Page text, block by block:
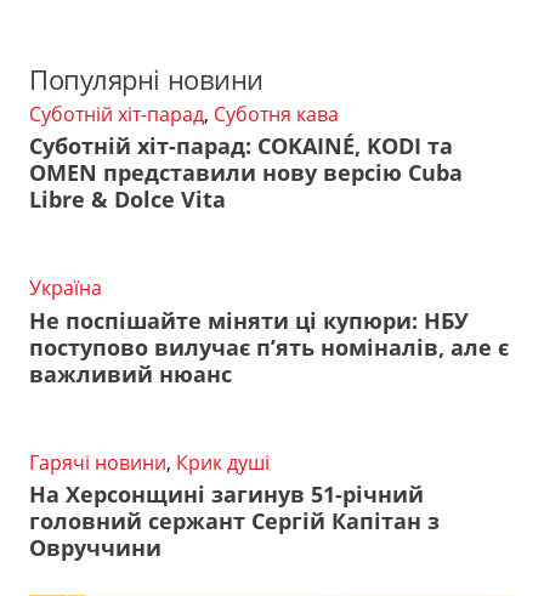
Популярні новини
Суботній хіт-парад, Суботня кава
Суботній хіт-парад: COKAINÉ, KODI та
OMEN представили нову версію Cuba
Libre & Dolce Vita
Україна
Не поспішайте міняти ці купюри: НБУ
поступово вилучає п’ять номіналів, але є
важливий нюанс
Гарячі новини, Крик душі
На Херсонщині загинув 51-річний
головний сержант Сергій Капітан з
Овруччини